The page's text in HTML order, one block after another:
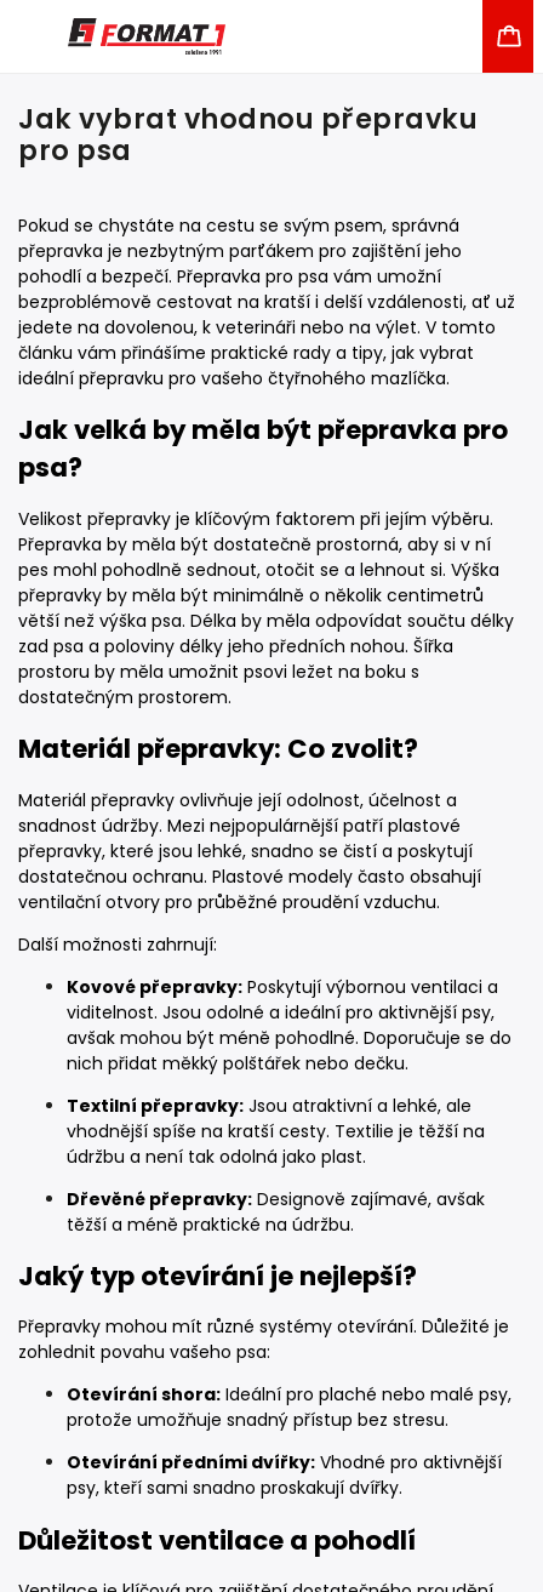
Jak vybrat vhodnou přepravku
pro psa
Pokud se chystáte na cestu se svým psem, správná
přepravka je nezbytným parťákem pro zajištění jeho
pohodlí a bezpečí. Přepravka pro psa vám umožní
bezproblémově cestovat na kratší i delší vzdálenosti, ať už
jedete na dovolenou, k veterináři nebo na výlet. V tomto
článku vám přinášíme praktické rady a tipy, jak vybrat
ideální přepravku pro vašeho čtyřnohého mazlíčka.
Jak velká by měla být přepravka pro
psa?
Velikost přepravky je klíčovým faktorem při jejím výběru.
Přepravka by měla být dostatečně prostorná, aby si v ní
pes mohl pohodlně sednout, otočit se a lehnout si. Výška
přepravky by měla být minimálně o několik centimetrů
větší než výška psa. Délka by měla odpovídat součtu délky
zad psa a poloviny délky jeho předních nohou. Šířka
prostoru by měla umožnit psovi ležet na boku s
dostatečným prostorem.
Materiál přepravky: Co zvolit?
Materiál přepravky ovlivňuje její odolnost, účelnost a
snadnost údržby. Mezi nejpopulárnější patří plastové
přepravky, které jsou lehké, snadno se čistí a poskytují
dostatečnou ochranu. Plastové modely často obsahují
ventilační otvory pro průběžné proudění vzduchu.
Další možnosti zahrnují:
Kovové přepravky: Poskytují výbornou ventilaci a
viditelnost. Jsou odolné a ideální pro aktivnější psy,
avšak mohou být méně pohodlné. Doporučuje se do
nich přidat měkký polštářek nebo dečku.
Textilní přepravky: Jsou atraktivní a lehké, ale
vhodnější spíše na kratší cesty. Textilie je těžší na
údržbu a není tak odolná jako plast.
Dřevěné přepravky: Designově zajímavé, avšak
těžší a méně praktické na údržbu.
Jaký typ otevírání je nejlepší?
Přepravky mohou mít různé systémy otevírání. Důležité je
zohlednit povahu vašeho psa:
Otevírání shora: Ideální pro plaché nebo malé psy,
protože umožňuje snadný přístup bez stresu.
Otevírání předními dvířky: Vhodné pro aktivnější
psy, kteří sami snadno proskakují dvířky.
Důležitost ventilace a pohodlí